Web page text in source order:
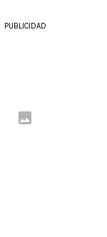
PUBLICIDAD